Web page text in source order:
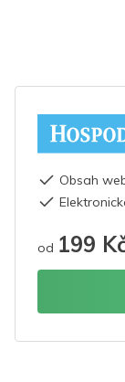
Obsah
od 199